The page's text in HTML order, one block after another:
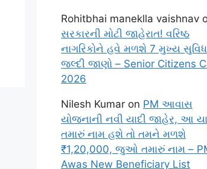
Rohitbhai maneklla vaishnav
સરકારની મોટી જાહેરાત! વરિષ્ઠ
નાગરિકોને હવે મળશે 7 મુખ્ય
જલ્દી જાણો – Senior Citizens
2026
Nilesh Kumar on PM આવાસ
યોજનાની નવી યાદી જાહેર, આ
તમારું નામ હશે તો તમને મળશે
₹1,20,000, જુઓ તમારું નામ –
Awas New Beneficiary List